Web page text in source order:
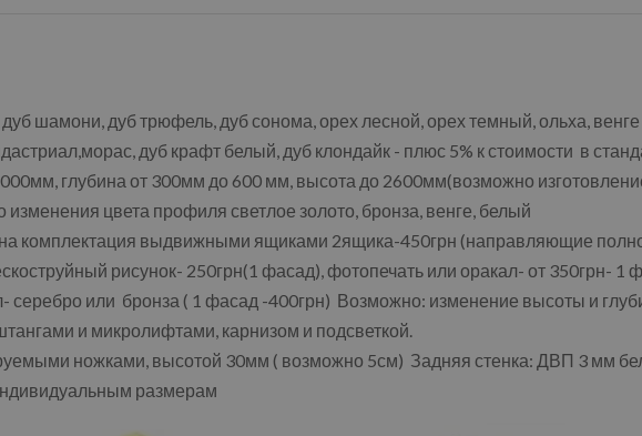
шамони, дуб трюфель, дуб сонома, орех лесной, орех темный, ольха,
дуб крафт белый, дуб клондайк - плюс 5% к стоимости в
глубина от 300мм до 600 мм, высота до 2600мм(возможно
цвета профиля светлое золото, бронза, венге, белый
комплектация выдвижными ящиками 2ящика-450грн (направляющие
рисунок- 250грн(1 фасад), фотопечать или оракал- от 350грн- 1
серебро или бронза ( 1 фасад -400грн) Возможно: изменение высоты и
и микролифтами, карнизом и подсветкой.
ножками, высотой 30мм ( возможно 5см) Задняя стенка: ДВП 3 мм
размерам